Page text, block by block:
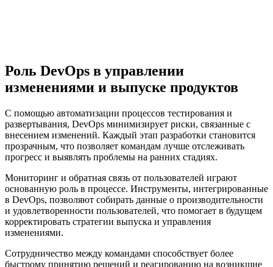
Роль DevOps в управлении
изменениями и выпуске продуктов
С помощью автоматизации процессов тестирования и
развертывания, DevOps минимизирует риски, связанные с
внесением изменений. Каждый этап разработки становится
прозрачным, что позволяет командам лучше отслеживать
прогресс и выявлять проблемы на ранних стадиях.
Мониторинг и обратная связь от пользователей играют
основанную роль в процессе. Инструменты, интегрированные
в DevOps, позволяют собирать данные о производительности
и удовлетворенности пользователей, что помогает в будущем
корректировать стратегии выпуска и управления
изменениями.
Сотрудничество между командами способствует более
быстрому принятию решений и реагированию на возникшие